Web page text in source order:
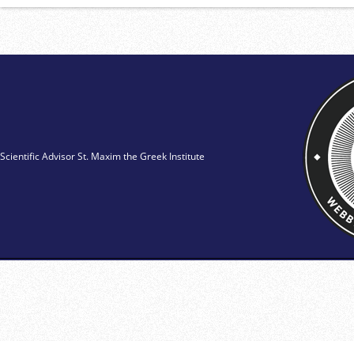
Scientific Advisor St. Maxim the Greek Institute